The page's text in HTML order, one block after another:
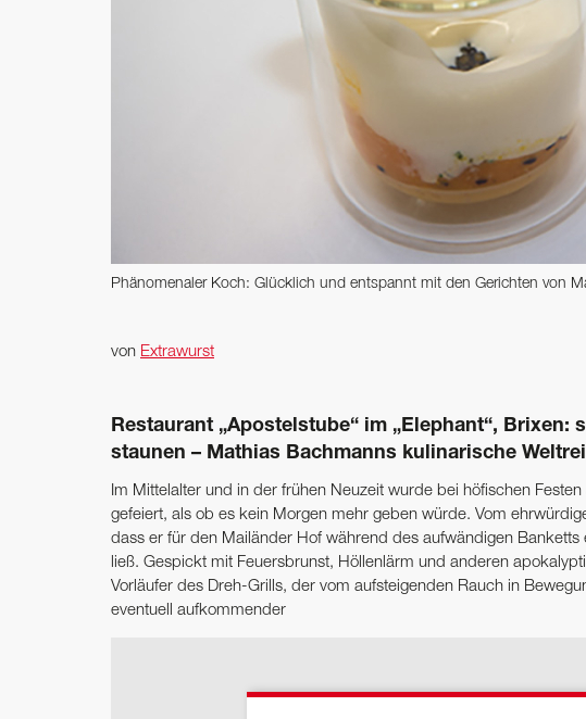
Phänomenaler Koch: Glücklich und entspannt mit den Gerichten von
von Extrawurst
Restaurant „Apostelstube“ im „Elephant“, Brixen:
staunen – Mathias Bachmanns kulinarische
Im Mittelalter und in der frühen Neuzeit wurde bei höfischen
gefeiert, als ob es kein Morgen mehr geben würde. Vom
dass er für den Mailänder Hof während des aufwändigen
ließ. Gespickt mit Feuersbrunst, Höllenlärm und anderen
Vorläufer des Dreh-Grills, der vom aufsteigenden Rauch in
eventuell aufkommender